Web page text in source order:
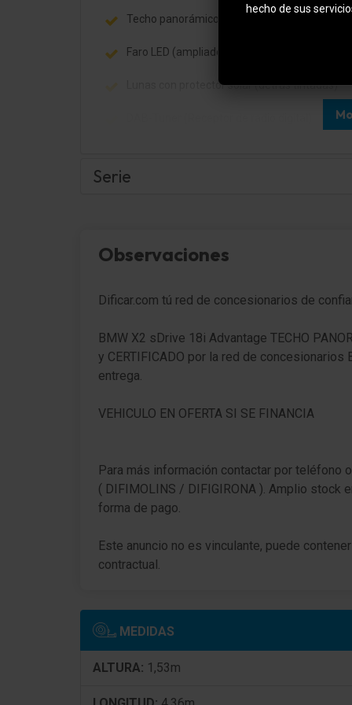
Techo panorámico (Cristal)
Faro LED (ampliado)
Lunas con protector solar (detrás tintadas)
Serie
Carrocería: 5 puertas
calefactable
Retrovisor exterior color carrocería
Regulación del alcance de las luces
Sensor de luz y lluvia
Luz de día LED
calefactable(s)
Lunas atérmicas tintado
Media-System
Observaciones
Dificar.com tú red de concesionarios de
BMW X2 sDrive 18i Advantage TECHO
y CERTIFICADO por la red de
entrega.
VEHICULO EN OFERTA SI SE FINANCIA
Para más información contactar por teléfono
( DIFIMOLINS / DIFIGIRONA ). Amplio stock
forma de pago.
Este anuncio no es vinculante, puede
contractual.
MEDIDAS
ALTURA: 1,53m
hecho de sus